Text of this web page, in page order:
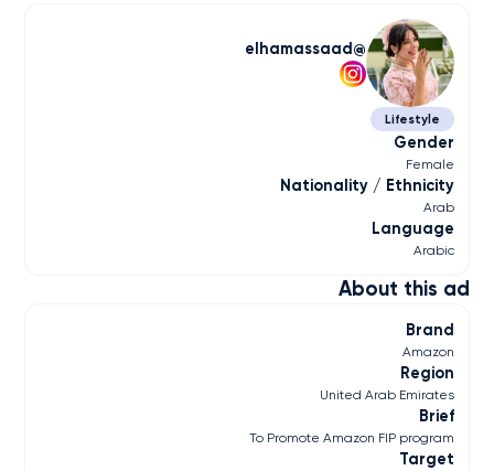
About this ad
Brand
Amazon
Region
United Arab Emirates
Brief
To Promote Amazon FIP program
Target
elhamassaad
Lifestyle
Gender
Female
Nationality / Ethnicity
Arab
Language
Arabic